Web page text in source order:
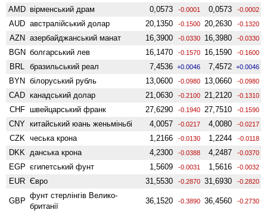
AMD вiрменський драм 0,0573 -0.0001 0,0573 -0.0002
AUD австралійський долар 20,1350 -0.1500 20,2630 -0.1320
AZN азербайджанський манат 16,3900 -0.0330 16,3980 -0.0330
BGN болгарський лев 16,1470 -0.1570 16,1590 -0.1600
BRL бразильський реал 7,4536 +0.0046 7,4572 +0.0046
BYN білоруський рубль 13,0600 -0.0980 13,0660 -0.0980
CAD канадський долар 21,0630 -0.2100 21,2120 -0.1310
CHF швейцарський франк 27,6290 -0.1940 27,7510 -0.1590
CNY китайський юань женьмiньбi 4,0057 -0.0217 4,0080 -0.0217
CZK чеська крона 1,2166 -0.0130 1,2244 -0.0118
DKK данська крона 4,2300 -0.0388 4,2487 -0.0370
EGP єгипетський фунт 1,5609 -0.0031 1,5616 -0.0032
EUR Євро 31,5530 -0.2870 31,6930 -0.2820
GBP
фунт стерлінгів Велико­
британії
36,1520 -0.3890 36,4560 -0.2730